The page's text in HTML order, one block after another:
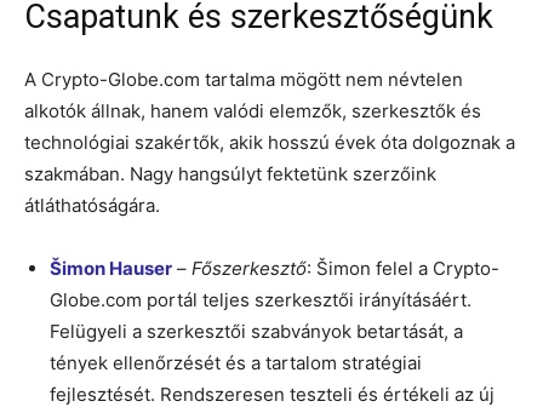
Csapatunk és szerkesztőségünk
A Crypto-Globe.com tartalma mögött nem névtelen
alkotók állnak, hanem valódi elemzők, szerkesztők és
technológiai szakértők, akik hosszú évek óta dolgoznak a
szakmában. Nagy hangsúlyt fektetünk szerzőink
átláthatóságára.
Šimon Hauser – Főszerkesztő: Šimon felel a Crypto-
Globe.com portál teljes szerkesztői irányításáért.
Felügyeli a szerkesztői szabványok betartását, a
tények ellenőrzését és a tartalom stratégiai
fejlesztését. Rendszeresen teszteli és értékeli az új